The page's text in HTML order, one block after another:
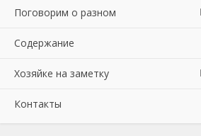
Поговорим о разном
Содержание
Хозяйке на заметку
Контакты